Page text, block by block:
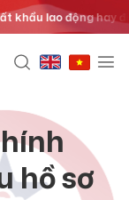
lao động hay định
hồ sơ